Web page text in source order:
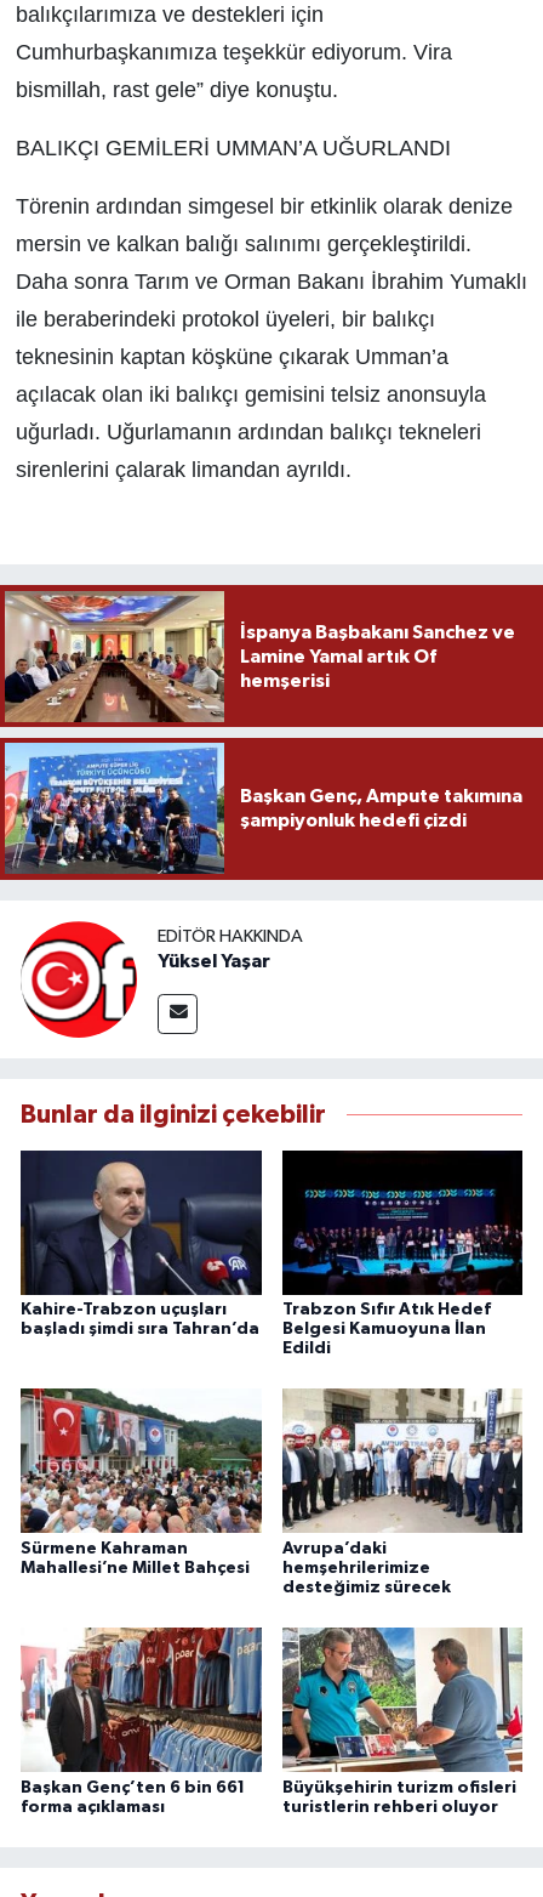
balıkçılarımıza ve destekleri için
Cumhurbaşkanımıza teşekkür ediyorum. Vira
bismillah, rast gele” diye konuştu.
BALIKÇI GEMİLERİ UMMAN’A UĞURLANDI
Törenin ardından simgesel bir etkinlik olarak denize
mersin ve kalkan balığı salınımı gerçekleştirildi.
Daha sonra Tarım ve Orman Bakanı İbrahim Yumaklı
ile beraberindeki protokol üyeleri, bir balıkçı
teknesinin kaptan köşküne çıkarak Umman’a
açılacak olan iki balıkçı gemisini telsiz anonsuyla
uğurladı. Uğurlamanın ardından balıkçı tekneleri
sirenlerini çalarak limandan ayrıldı.
İspanya Başbakanı Sanchez ve
Lamine Yamal artık Of
hemşerisi
Başkan Genç, Ampute takımına
şampiyonluk hedefi çizdi
EDITÖR HAKKINDA
Yüksel Yaşar
Bunlar da ilginizi çekebilir
Kahire-Trabzon uçuşları
başladı şimdi sıra Tahran’da
Trabzon Sıfır Atık Hedef
Belgesi Kamuoyuna İlan
Edildi
Sürmene Kahraman
Mahallesi’ne Millet Bahçesi
Avrupa’daki
hemşehrilerimize
desteğimiz sürecek
Başkan Genç’ten 6 bin 661
forma açıklaması
Büyükşehirin turizm ofisleri
turistlerin rehberi oluyor